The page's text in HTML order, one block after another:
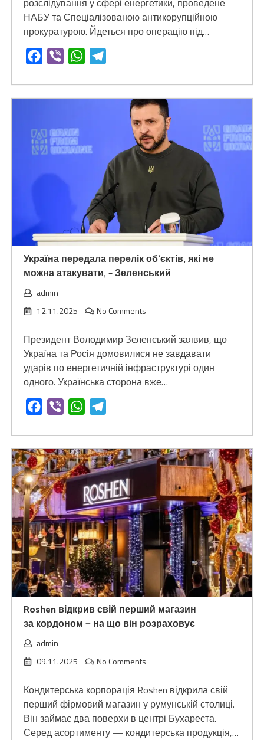
розслідування у сфері енергетики, проведене
НАБУ та Спеціалізованою антикорупційною
прокуратурою. Йдеться про операцію під…
Facebook
Viber WhatsApp
Україна передала перелік об’єктів, які не
можна атакувати, – Зеленський
admin
12.11.2025
No Comments
Президент Володимир Зеленський заявив, що
Україна та Росія домовилися не завдавати
ударів по енергетичній інфраструктурі один
одного. Українська сторона вже…
Facebook
Viber WhatsApp
Roshen відкрив свій перший магазин
за кордоном — на що він розраховує
admin
09.11.2025
No Comments
Кондитерська корпорація Roshen відкрила свій
перший фірмовий магазин у румунській столиці.
Він займає два поверхи в центрі Бухареста.
Серед асортименту — кондитерська продукція,…